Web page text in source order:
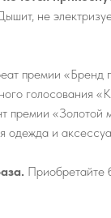
не
премии «Бренд
голосования
премии «Золотой
одежда и
Приобретайте